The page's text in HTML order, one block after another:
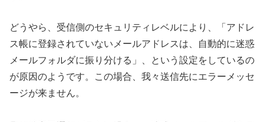
どうやら、受信側のセキュリティレベルにより、「アドレ
ス帳に登録されていないメールアドレスは、自動的に迷惑
メールフォルダに振り分ける」、という設定をしているの
が原因のようです。この場合、我々送信先にエラーメッセ
ージが来ません。